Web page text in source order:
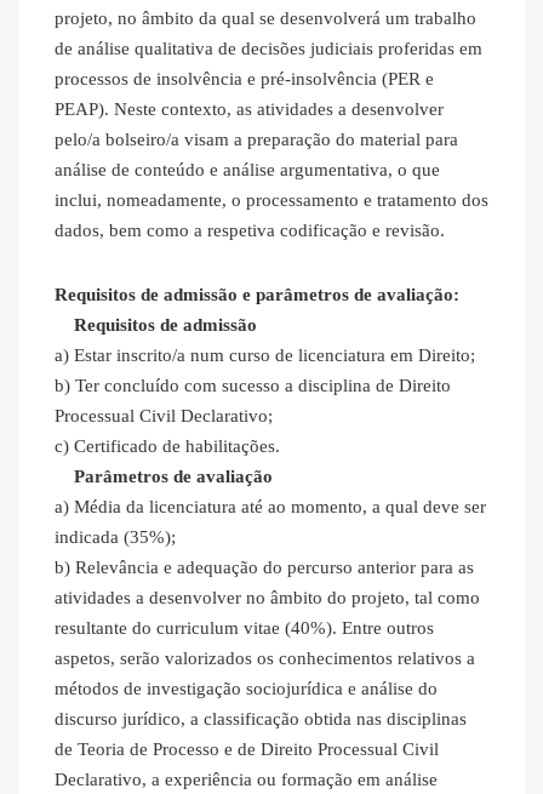
projeto, no âmbito da qual se desenvolverá um trabalho
de análise qualitativa de decisões judiciais proferidas em
processos de insolvência e pré-insolvência (PER e
PEAP). Neste contexto, as atividades a desenvolver
pelo/a bolseiro/a visam a preparação do material para
análise de conteúdo e análise argumentativa, o que
inclui, nomeadamente, o processamento e tratamento dos
dados, bem como a respetiva codificação e revisão.
Requisitos de admissão e parâmetros de avaliação:
Requisitos de admissão
a) Estar inscrito/a num curso de licenciatura em Direito;
b) Ter concluído com sucesso a disciplina de Direito
Processual Civil Declarativo;
c) Certificado de habilitações.
Parâmetros de avaliação
a) Média da licenciatura até ao momento, a qual deve ser
indicada (35%);
b) Relevância e adequação do percurso anterior para as
atividades a desenvolver no âmbito do projeto, tal como
resultante do curriculum vitae (40%). Entre outros
aspetos, serão valorizados os conhecimentos relativos a
métodos de investigação sociojurídica e análise do
discurso jurídico, a classificação obtida nas disciplinas
de Teoria de Processo e de Direito Processual Civil
Declarativo, a experiência ou formação em análise